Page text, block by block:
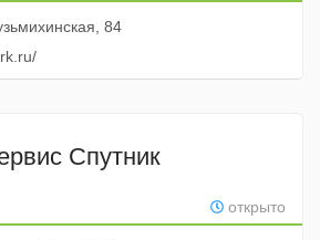
84
Спутник
открыто